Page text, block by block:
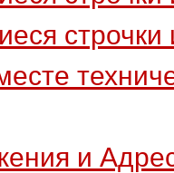
строчки
и